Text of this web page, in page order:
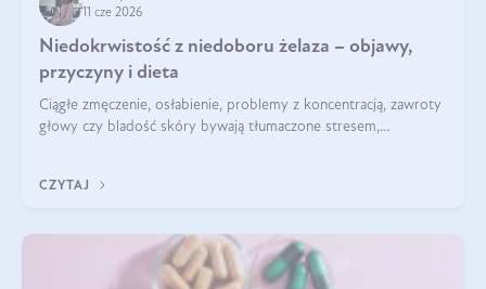
11 cze 2026
Niedokrwistość z niedoboru żelaza – objawy,
przyczyny i dieta
Ciągłe zmęczenie, osłabienie, problemy z koncentracją, zawroty
głowy czy bladość skóry bywają tłumaczone stresem,
CZYTAJ